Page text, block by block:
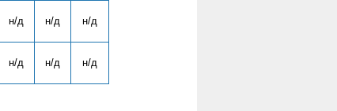
н/д н/д н/д
н/д н/д н/д